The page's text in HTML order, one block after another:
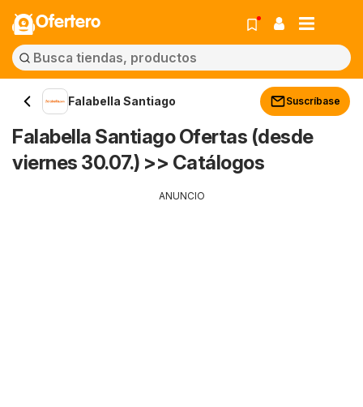
Ofertero
Falabella Santiago Suscríbase
Falabella Santiago Ofertas (desde
viernes 30.07.) >> Catálogos
ANUNCIO